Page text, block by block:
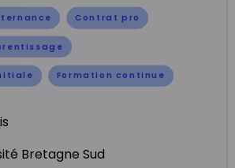
Contrat pro
Formation continue
Bretagne Sud